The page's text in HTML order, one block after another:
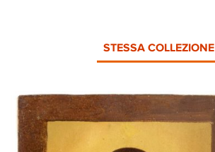
STESSA COLLEZIONE